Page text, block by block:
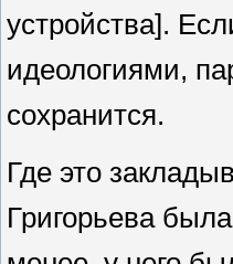
устройства].
идеологиями,
сохранится.
Где это
Григорьева